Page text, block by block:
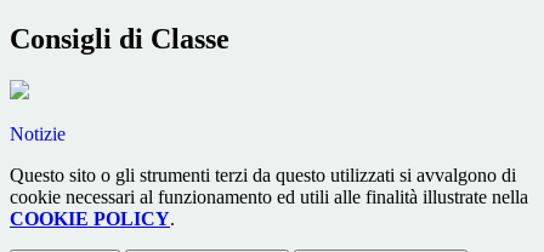
Consigli di Classe
Notizie
Questo sito o gli strumenti terzi da questo utilizzati si avvalgono di
cookie necessari al funzionamento ed utili alle finalità illustrate nella
COOKIE POLICY.